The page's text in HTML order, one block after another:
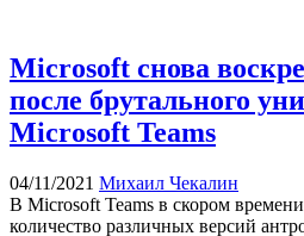
Microsoft снова
после брутального
Microsoft Teams
04/11/2021 Михаил Чекалин
В Microsoft Teams в скором
количество различных версий